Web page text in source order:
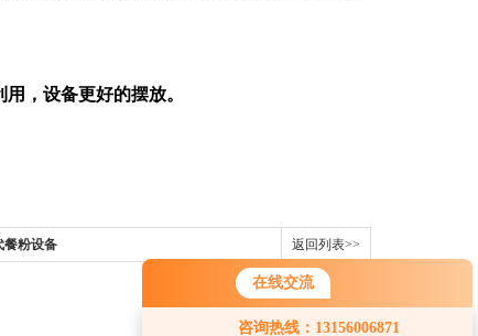
在线交流
咨询热线：13156006871
您好！欢迎前来咨询，很高兴为您
，设备更好的摆放。
餐粉设备 返回列表>>